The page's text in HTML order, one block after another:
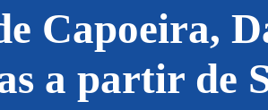
Capoeira,
a partir de